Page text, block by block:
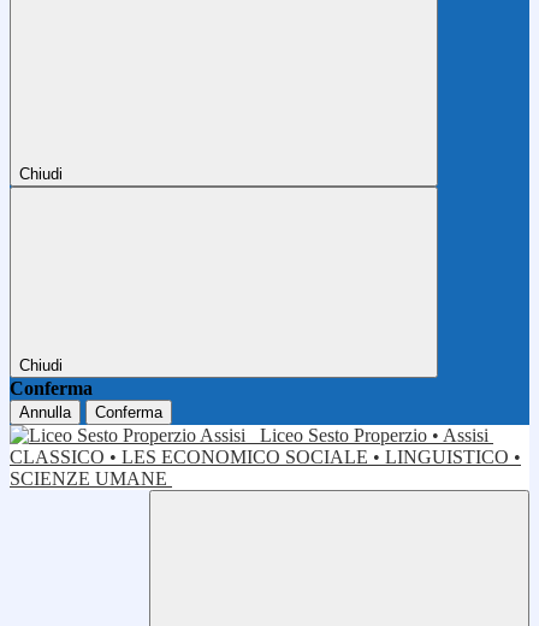
Chiudi
Chiudi
Conferma
Annulla Conferma
Liceo Sesto Properzio • Assisi
CLASSICO • LES ECONOMICO SOCIALE • LINGUISTICO •
SCIENZE UMANE